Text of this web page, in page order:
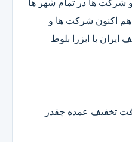
شرکت ها در تمام شهر ها
هم اکنون شرکت ها و
با ابزرا بلوط
تخفیف عمده چقدر